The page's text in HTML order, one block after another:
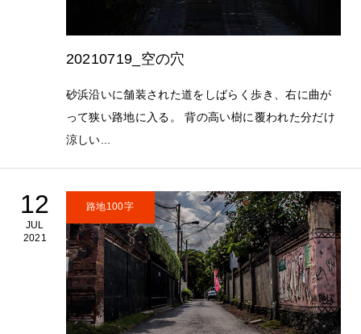
20210719_空の穴
砂浜沿いに舗装された道をしばらく歩き、右に曲が
って狭い路地に入る。 背の高い樹に覆われた分だけ
涼しい...
12
JUL
2021
路地100字